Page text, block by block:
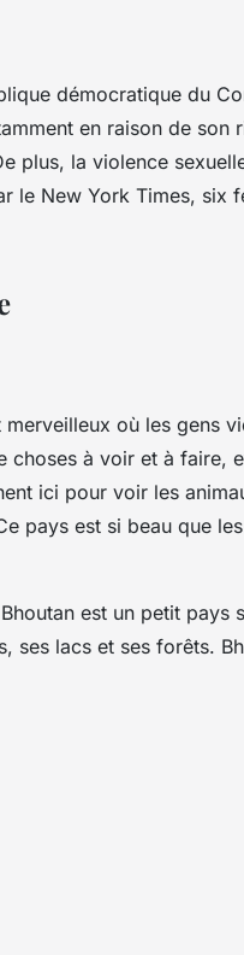
démocratique du
en raison de son
plus, la violence
le New York Times, six
où les gens
choses à voir et à faire,
ici pour voir les
pays est si beau que
est un petit pays
ses lacs et ses forêts.